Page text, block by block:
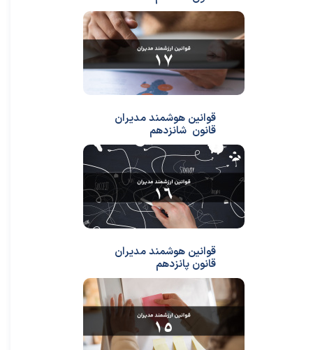
قوانین هوشمند مدیران
قانون شانزدهم
قوانین هوشمند مدیران
قانون پانزدهم